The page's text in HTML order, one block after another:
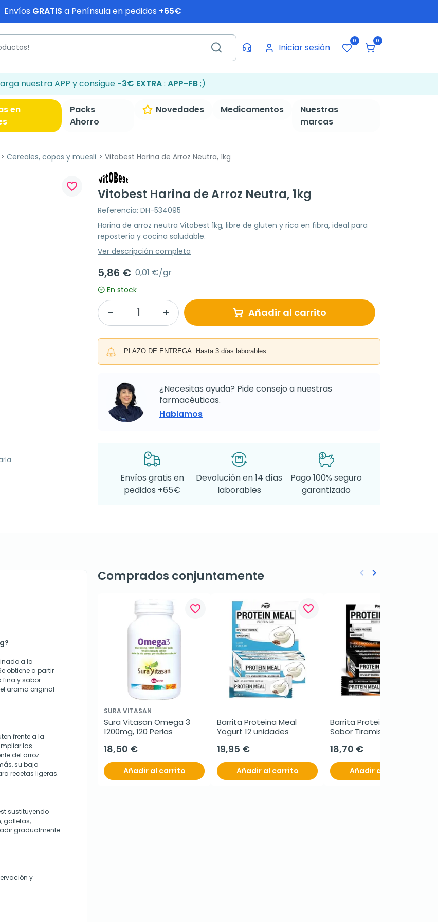
Envíos GRATIS a Península en pedidos +65€
Iniciar sesión
0 0
nuestra APP y consigue -3€ EXTRA: APP-FB;)
en
Packs
Ahorro
Novedades Medicamentos
Nuestras
marcas
Cereales, copos y muesli Vitobest Harina de Arroz Neutra, 1kg
favorite_border
Vitobest Harina de Arroz Neutra, 1kg
Referencia: DH-534095
Harina de arroz neutra Vitobest 1kg, libre de gluten y rica en fibra, ideal para
repostería y cocina saludable.
Ver descripción completa
5,86 € 0,01 €/gr
En stock
Añadir al carrito
PLAZO DE ENTREGA: Hasta 3 días laborables
¿Necesitas ayuda? Pide consejo a nuestras
farmacéuticas.
Hablamos
Envíos gratis en
pedidos +65€
Devolución en 14 días
laborables
Pago 100% seguro
garantizado
a la
obtiene a partir
fina y sabor
aroma original
frente a la
las
del arroz
su bajo
recetas ligeras.
sustituyendo
galletas,
gradualmente
y
Comprados conjuntamente
favorite_border
SURA VITASAN
Sura Vitasan Omega 3
1200mg, 120 Perlas
18,50 €
Añadir al carrito
favorite_border
Barrita Proteina Meal
Yogurt 12 unidades
19,95 €
Añadir al carrito
Barrita Proteina Meal
Sabor Tiramisu 12
18,70 €
Añadir al carrito
Anterior
keyboard_arrow_left Siguiente
keyboard_arrow_right